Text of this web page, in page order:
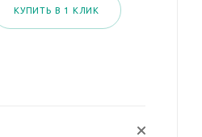
КУПИТЬ В 1 КЛИК